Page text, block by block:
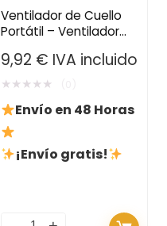
Ventilador de Cuello
Portátil – Ventilador
con Batería de 4000
mAh
9,92 € IVA incluido
★★★★★
Envío en 48 Horas
¡Envío gratis!